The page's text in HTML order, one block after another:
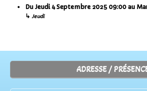
Du Jeudi 4 Septembre 2025 09:00 au
↳ Jeudi
ADRESSE /